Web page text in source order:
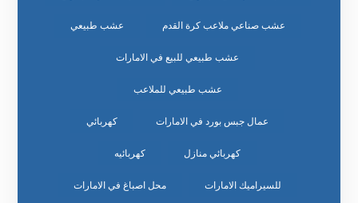
عشب صناعي ملاعب كرة القدم عشب طبيعي
عشب طبيعي للبيع في الامارات
عشب طبيعي للملاعب
عمال جبس بورد في الامارات كهربائي
كهربائي منازل كهربائيه
للسيراميك الامارات محل اصباغ في الامارات